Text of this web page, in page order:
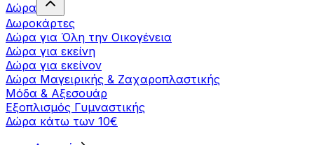
Δώρα
Δωροκάρτες
Δώρα για Όλη την Οικογένεια
Δώρα για εκείνη
Δώρα για εκείνον
Δώρα Μαγειρικής & Ζαχαροπλαστικής
Μόδα & Αξεσουάρ
Εξοπλισμός Γυμναστικής
Δώρα κάτω των 10€